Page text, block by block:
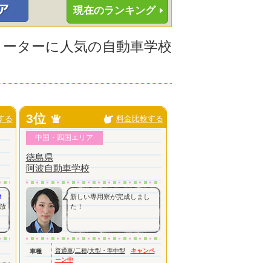
現在のランキング
ターに人気の自動車学校
る 3位 料金比較する
中国・四国エリア
徳島県
阿波自動車学校
新しい専用寮が完成しまし
た！
車種 普通車/二種/大型・準中型
キャンペ
ーン中